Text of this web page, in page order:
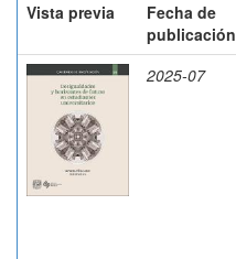
Vista previa
Fecha de
publicación
2025-07